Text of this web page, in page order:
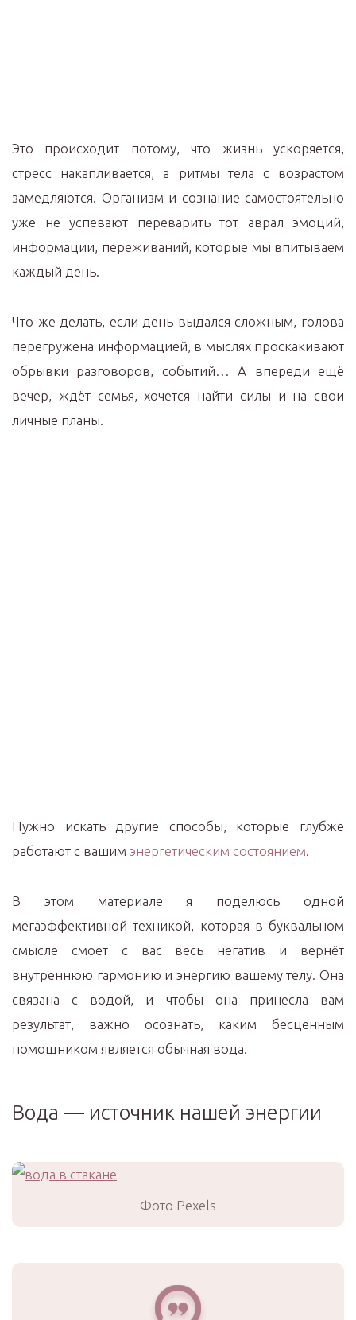
Это происходит потому, что жизнь ускоряется,
стресс накапливается, а ритмы тела с возрастом
замедляются. Организм и сознание самостоятельно
уже не успевают переварить тот аврал эмоций,
информации, переживаний, которые мы впитываем
каждый день.
Что же делать, если день выдался сложным, голова
перегружена информацией, в мыслях проскакивают
обрывки разговоров, событий… А впереди ещё
вечер, ждёт семья, хочется найти силы и на свои
личные планы.
Нужно искать другие способы, которые глубже
работают с вашим энергетическим состоянием.
В этом материале я поделюсь одной
мегаэффективной техникой, которая в буквальном
смысле смоет с вас весь негатив и вернёт
внутреннюю гармонию и энергию вашему телу. Она
связана с водой, и чтобы она принесла вам
результат, важно осознать, каким бесценным
помощником является обычная вода.
Вода — источник нашей энергии
Фото Pexels